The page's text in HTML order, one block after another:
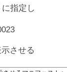
指定し
させる